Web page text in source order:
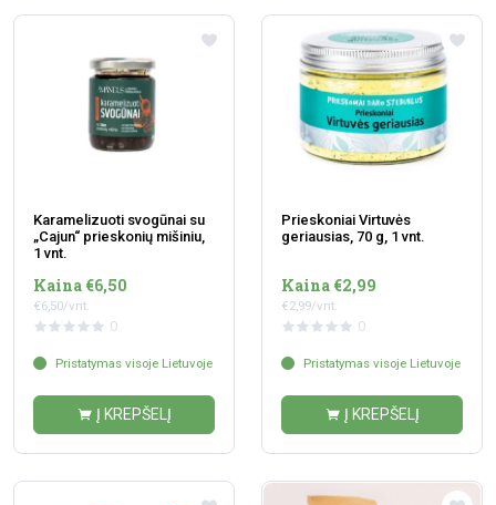
Karamelizuoti svogūnai su
„Cajun“ prieskonių mišiniu,
1 vnt.
Kaina €6,50
€6,50/vnt.
0
Pristatymas visoje Lietuvoje
Į KREPŠELĮ
Prieskoniai Virtuvės
geriausias, 70 g, 1 vnt.
Kaina €2,99
€2,99/vnt.
0
Pristatymas visoje Lietuvoje
Į KREPŠELĮ